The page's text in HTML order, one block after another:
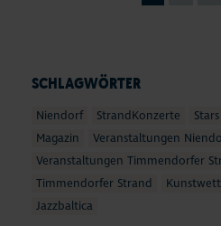
SCHLAGWÖRTER
Niendorf StrandKonzerte
Magazin
Veranstaltungen
Veranstaltungen Timmendorfer
Timmendorfer Strand
Jazzbaltica